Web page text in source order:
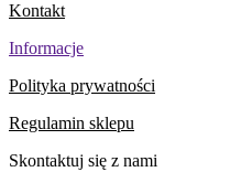
Kontakt
Informacje
Polityka prywatności
Regulamin sklepu
Skontaktuj się z nami